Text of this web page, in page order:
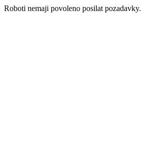
Roboti nemaji povoleno posilat pozadavky.